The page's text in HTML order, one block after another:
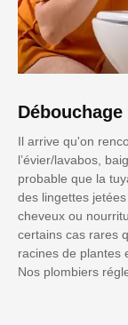
Il arrive qu'on
l’évier/lavabos,
probable que la
des lingettes
cheveux ou
certains cas rares
racines de plantes
Nos plombiers